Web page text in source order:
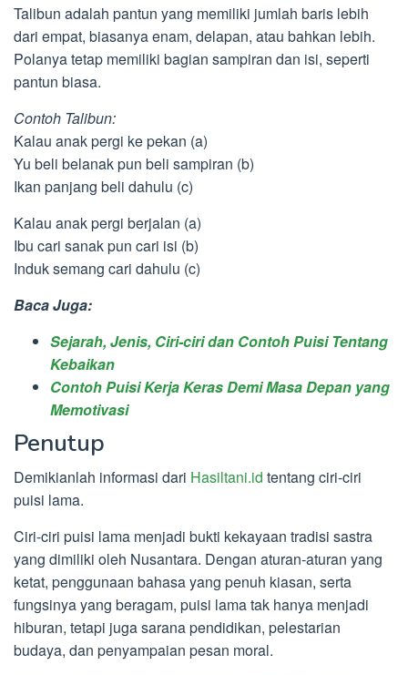
Talibun adalah pantun yang memiliki jumlah baris lebih
dari empat, biasanya enam, delapan, atau bahkan lebih.
Polanya tetap memiliki bagian sampiran dan isi, seperti
pantun biasa.
Contoh Talibun:
Kalau anak pergi ke pekan (a)
Yu beli belanak pun beli sampiran (b)
Ikan panjang beli dahulu (c)
Kalau anak pergi berjalan (a)
Ibu cari sanak pun cari isi (b)
Induk semang cari dahulu (c)
Baca Juga:
Sejarah, Jenis, Ciri-ciri dan Contoh Puisi Tentang
Kebaikan
Contoh Puisi Kerja Keras Demi Masa Depan yang
Memotivasi
Penutup
Demikianlah informasi dari Hasiltani.id tentang ciri-ciri
puisi lama.
Ciri-ciri puisi lama menjadi bukti kekayaan tradisi sastra
yang dimiliki oleh Nusantara. Dengan aturan-aturan yang
ketat, penggunaan bahasa yang penuh kiasan, serta
fungsinya yang beragam, puisi lama tak hanya menjadi
hiburan, tetapi juga sarana pendidikan, pelestarian
budaya, dan penyampaian pesan moral.